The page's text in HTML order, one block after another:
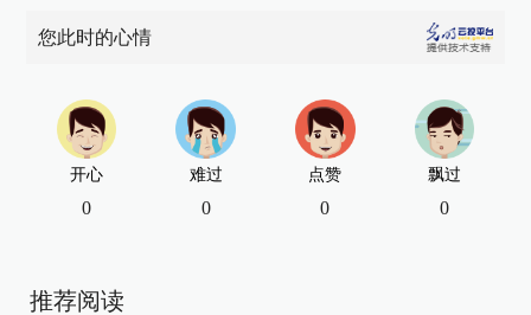
您此时的心情
开心
0
难过
0
点赞
0
飘过
0
推荐阅读